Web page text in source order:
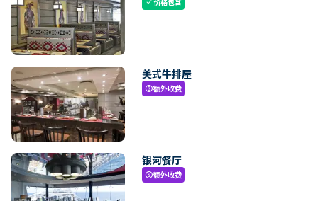
check
美式牛排屋
paid额外收费
银河餐厅
paid额外收费